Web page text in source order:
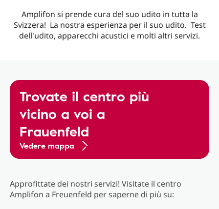
Amplifon si prende cura del suo udito in tutta la
Svizzera! La nostra esperienza per il suo udito. Test
dell'udito, apparecchi acustici e molti altri servizi.
Trovate il centro più
vicino a voi a
Frauenfeld
Vedere mappa
Approfittate dei nostri servizi! Visitate il centro
Amplifon a Freuenfeld per saperne di più su: